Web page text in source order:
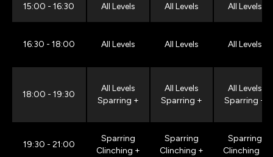
15:00 - 16:30 All Levels All Levels All Levels
16:30 - 18:00 All Levels All Levels All Levels
18:00 - 19:30
All Levels
Sparring +
All Levels
Sparring +
All Levels
Sparring +
19:30 - 21:00
Sparring
Clinching +
Sparring
Clinching +
Sparring
Clinching +